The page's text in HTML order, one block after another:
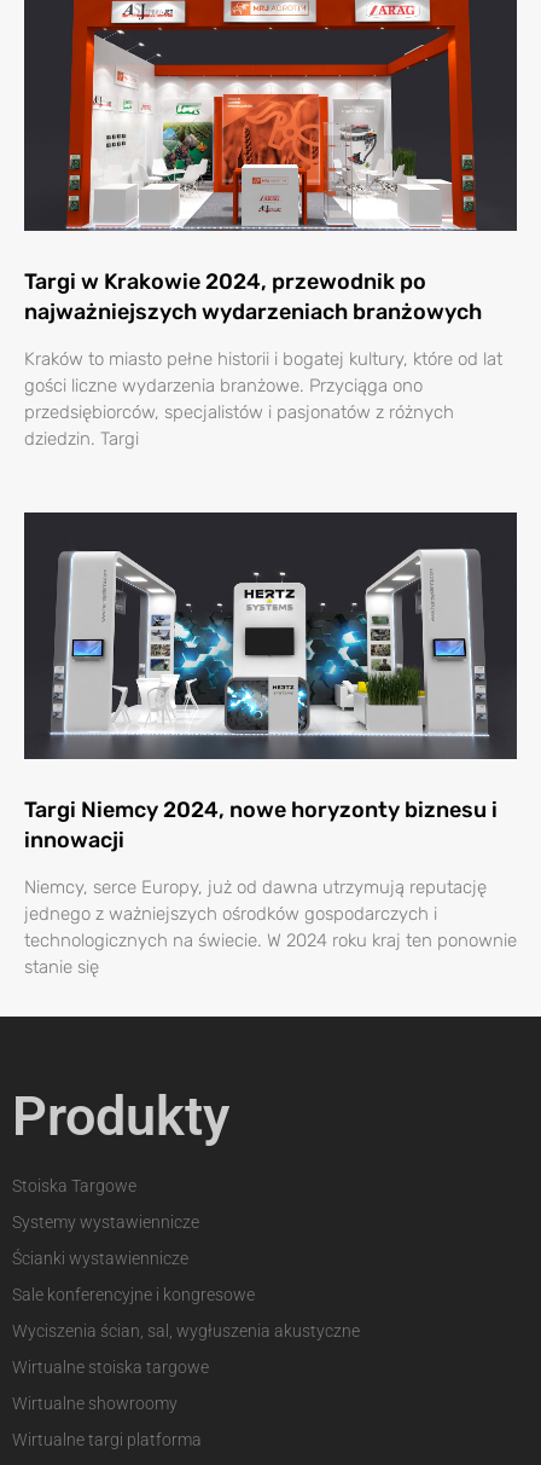
Targi w Krakowie 2024, przewodnik po
najważniejszych wydarzeniach branżowych
Kraków to miasto pełne historii i bogatej kultury, które od lat
gości liczne wydarzenia branżowe. Przyciąga ono
przedsiębiorców, specjalistów i pasjonatów z różnych
dziedzin. Targi
Targi Niemcy 2024, nowe horyzonty biznesu i
innowacji
Niemcy, serce Europy, już od dawna utrzymują reputację
jednego z ważniejszych ośrodków gospodarczych i
technologicznych na świecie. W 2024 roku kraj ten ponownie
stanie się
Produkty
Stoiska Targowe
Systemy wystawiennicze
Ścianki wystawiennicze
Sale konferencyjne i kongresowe
Wyciszenia ścian, sal, wygłuszenia akustyczne
Wirtualne stoiska targowe
Wirtualne showroomy
Wirtualne targi platforma